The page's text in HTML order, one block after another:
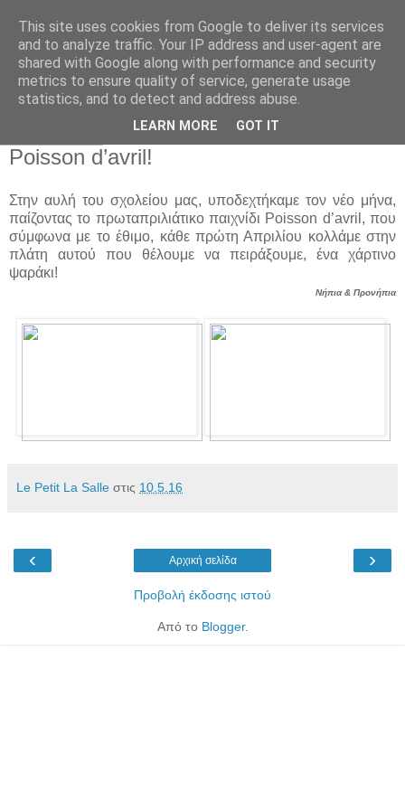
Παιδικός Σταθμός-
Νηπιαγωγείο "ΔΕΛΑΣΑΛ"
Poisson d’avril!
Στην αυλή του σχολείου μας, υποδεχτήκαμε τον νέο μήνα,
παίζοντας το πρωταπριλιάτικο παιχνίδι Poisson d’avril, που
σύμφωνα με το έθιμο, κάθε πρώτη Απριλίου κολλάμε στην
πλάτη αυτού που θέλουμε να πειράξουμε, ένα χάρτινο
ψαράκι!
Νήπια & Προνήπια
Le Petit La Salle στις 10.5.16
‹ ›
Αρχική σελίδα
Προβολή έκδοσης ιστού
Από το Blogger.
This site uses cookies from Google to deliver its services
and to analyze traffic. Your IP address and user-agent are
shared with Google along with performance and security
metrics to ensure quality of service, generate usage
statistics, and to detect and address abuse.
LEARN MORE GOT IT